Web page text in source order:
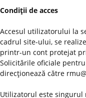
Condiţii de acces
Accesul utilizatorului la
cadrul site-ului, se
printr-un cont protejat
Solicitările oficiale
direcţionează către
Utilizatorul este